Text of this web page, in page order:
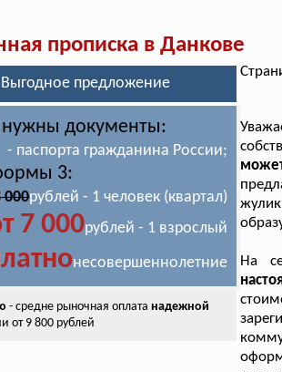
прописка в Данкове
Выгодное предложение
нужны документы:
- паспорта гражданина России;
3:
000рублей - 1 человек (квартал)
7 000рублей - 1 взрослый
несовершеннолетние
- средне рыночная оплатанадежной
от 9 800 рублей
На